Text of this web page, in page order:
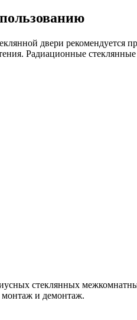
двери рекомендуется
Радиационные
стеклянных
и демонтаж.